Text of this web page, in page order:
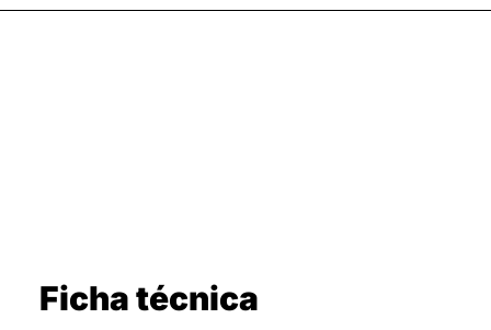
Ficha técnica